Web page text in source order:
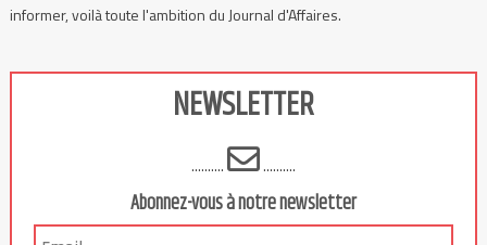
informer, voilà toute l'ambition du Journal d'Affaires.
NEWSLETTER
.......... ..........
Abonnez-vous à notre newsletter